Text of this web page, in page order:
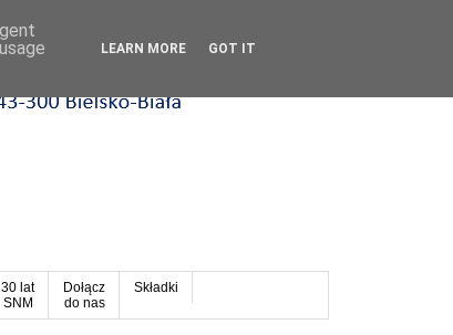
30 lat
SNM
Dołącz
do nas
Składki
LEARN MORE GOT IT